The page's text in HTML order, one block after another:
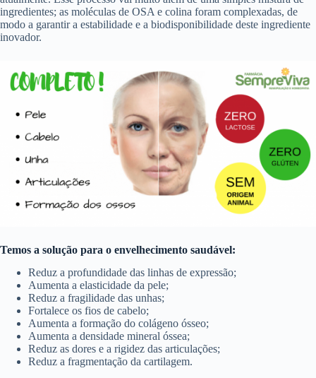
ingredientes; as moléculas de OSA e colina foram complexadas, de
modo a garantir a estabilidade e a biodisponibilidade deste ingrediente
inovador.
Temos a solução para o envelhecimento saudável:
Reduz a profundidade das linhas de expressão;
Aumenta a elasticidade da pele;
Reduz a fragilidade das unhas;
Fortalece os fios de cabelo;
Aumenta a formação do colágeno ósseo;
Aumenta a densidade mineral óssea;
Reduz as dores e a rigidez das articulações;
Reduz a fragmentação da cartilagem.